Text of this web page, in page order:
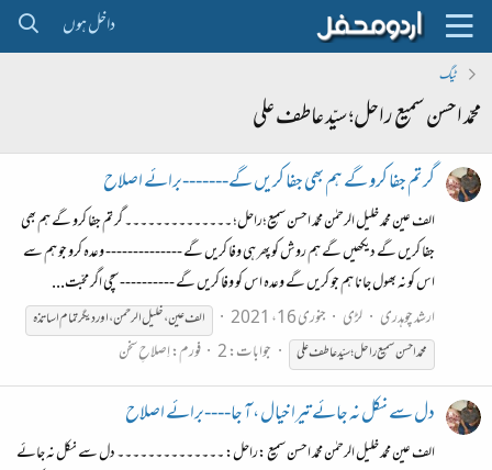
داخل ہوں
ٹیگ
محمّد احسن سمیع راحل؛ سیّد عاطف علی
گر تم جفا کرو گے ہم بھی جفا کریں گے-------برائے اصلاح
الف عین محمد خلیل الرحمٰن محمّد احسن سمیع؛راحل؛ ۔۔۔۔۔۔۔۔۔۔۔۔۔۔ گر تم جفا کرو گے ہم بھی
جفا کریں گے دیکھیں گے ہم روش کو پھر ہی وفا کریں گے -------------- وعدہ کرو جو ہم سے
اس کو نہ بھول جانا ہم جو کریں گے وعدہ اس کو وفا کریں گے ---------- سچی اگر محبّت...
ارشد چوہدری
لڑی جنوری 16، 2021
الف عین ، خلیل الرحمن ، اور دیگر تمام اساتذہ
محمّداحسنسمیعراحل؛سیّدعاطفعلی جوابات: 2 فورم:اِصلاحِ سخن
دل سے نکل نہ جائے تیرا خیال ، آ جا----برائے اصلاح
الف عین محمد خلیل الرحمٰن محمّد احسن سمیع :راحل: ۔۔۔۔۔۔۔۔۔۔۔۔۔۔ دل سے نکل نہ جائے